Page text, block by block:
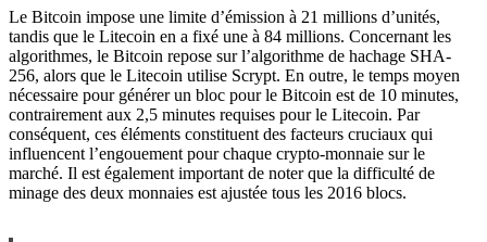
Le Bitcoin impose une limite d’émission à 21 millions d’unités,
tandis que le Litecoin en a fixé une à 84 millions. Concernant les
algorithmes, le Bitcoin repose sur l’algorithme de hachage SHA-
256, alors que le Litecoin utilise Scrypt. En outre, le temps moyen
nécessaire pour générer un bloc pour le Bitcoin est de 10 minutes,
contrairement aux 2,5 minutes requises pour le Litecoin. Par
conséquent, ces éléments constituent des facteurs cruciaux qui
influencent l’engouement pour chaque crypto-monnaie sur le
marché. Il est également important de noter que la difficulté de
minage des deux monnaies est ajustée tous les 2016 blocs.